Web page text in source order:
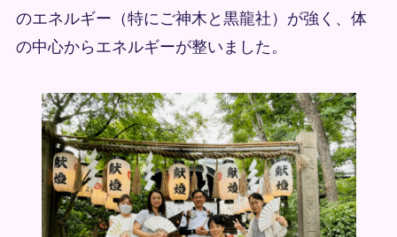
のエネルギー（特にご神木と黒龍社）が強く、体
の中心からエネルギーが整いました。